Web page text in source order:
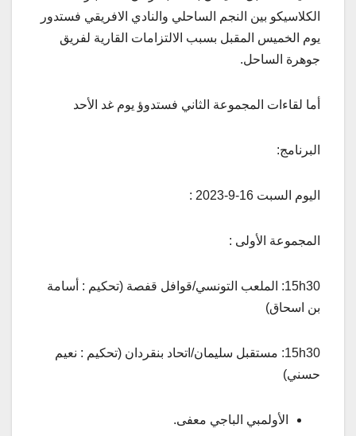
الكلاسيكو بين النجم الساحلي والنادي الافريقي فستدور
يوم الخميس المقبل بسبب الالتزامات القارية لفريق
جوهرة الساحل.
أما لقاءات المجموعة الثاني فستدوؤ يوم غد الأحد
البرنامج:
اليوم السبت 16-9-2023 :
المجموعة الأولى :
15h30: الملعب التونسي/قوافل قفصة (تحكيم : أسامة
بن اسحاق)
15h30: مستقبل سليمان/اتحاد بنقردان (تحكيم : نعيم
حسني)
الأولمبي الباجي معفى.